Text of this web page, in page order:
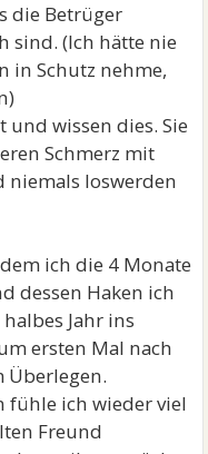
die Betrüger
sind. (Ich hätte nie
in Schutz nehme,
und wissen dies. Sie
Schmerz mit
niemals loswerden
ich die 4 Monate
dessen Haken ich
Jahr ins
ersten Mal nach
Überlegen.
fühle ich wieder viel
Freund